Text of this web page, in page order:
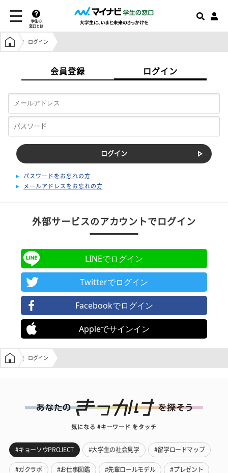
学生の
窓口とは
学生の窓口トップ
ログイン
会員登録 ログイン
パスワードをお忘れの方
メールアドレスをお忘れの方
外部サービスのアカウントでログイン
LINEでログイン
Twitterでログイン
Facebookでログイン
Appleでサインイン
学生の窓口トップ
ログイン
気になる #キーワード をタッチ
#キョーソウPROJECT #大学生の社会見学 #留学ロードマップ
#ガクラボ #お仕事図鑑 #先輩ロールモデル #プレゼント